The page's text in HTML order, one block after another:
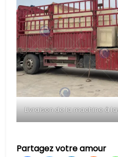
Livraison de la machine à
Partagez votre amour